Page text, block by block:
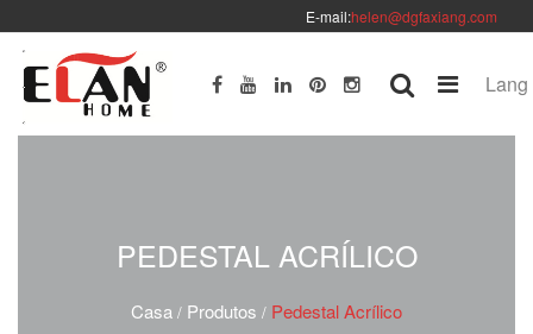
E-mail:helen@dgfaxiang.com
Lang
PEDESTAL ACRÍLICO
Casa / Produtos / Pedestal Acrílico